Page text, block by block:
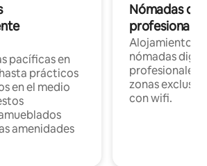
pacíficas en
prácticos
en el medio
amenidades
Nómadas
Alojamientos
nómadas
profesionales
zonas
con wifi.